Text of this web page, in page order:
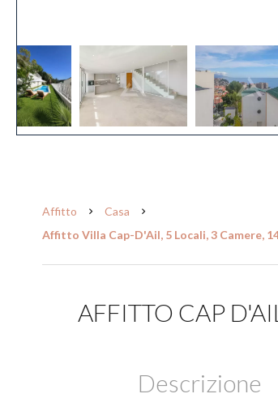
Affitto
Casa
Affitto Villa Cap-D'Ail, 5 Locali, 3 Camere,
AFFITTO CAP
Descrizione